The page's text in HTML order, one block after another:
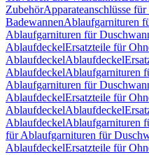
ZubehörApparateanschlüsse
BadewannenAblaufgarnituren
Ablaufgarnituren für
AblaufdeckelErsatzteile für
AblaufdeckelAblaufdeckel
AblaufdeckelAblaufgarnituren
Ablaufgarnituren für
AblaufdeckelErsatzteile für
AblaufdeckelAblaufdeckel
AblaufdeckelAblaufgarnituren
für Ablaufgarnituren für
AblaufdeckelErsatzteile für